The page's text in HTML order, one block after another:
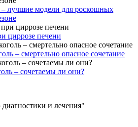
– лучшие модели для роскошных
циррозе печени
– смертельно опасное сочетание
– сочетаемы ли они?
и лечения"